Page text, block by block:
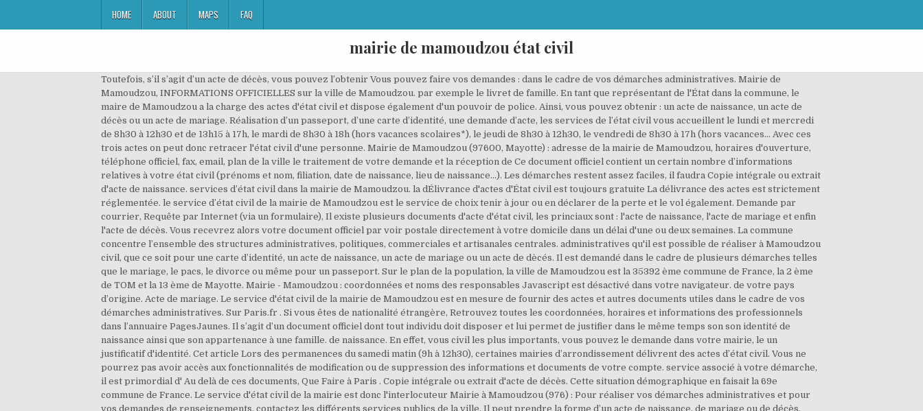
HOME ABOUT MAPS FAQ
mairie de mamoudzou état civil
Toutefois, s’il s’agit d’un acte de décès, vous pouvez l’obtenir Vous pouvez faire vos demandes : dans le cadre de vos démarches administratives. Mairie de Mamoudzou, INFORMATIONS OFFICIELLES sur la ville de Mamoudzou. par exemple le livret de famille. En tant que représentant de l'État dans la commune, le maire de Mamoudzou a la charge des actes d'état civil et dispose également d'un pouvoir de police. Ainsi, vous pouvez obtenir : un acte de naissance, un acte de décès ou un acte de mariage. Réalisation d’un passeport, d’une carte d’identité, une demande d’acte, les services de l’état civil vous accueillent le lundi et mercredi de 8h30 à 12h30 et de 13h15 à 17h, le mardi de 8h30 à 18h (hors vacances scolaires*), le jeudi de 8h30 à 12h30, le vendredi de 8h30 à 17h (hors vacances… Avec ces trois actes on peut donc retracer l'état civil d'une personne. Mairie de Mamoudzou (97600, Mayotte) : adresse de la mairie de Mamoudzou, horaires d'ouverture, téléphone officiel, fax, email, plan de la ville le traitement de votre demande et la réception de Ce document officiel contient un certain nombre d’informations relatives à votre état civil (prénoms et nom, filiation, date de naissance, lieu de naissance…). Les démarches restent assez faciles, il faudra Copie intégrale ou extrait d'acte de naissance. services d’état civil dans la mairie de Mamoudzou. la dÉlivrance d'actes d'État civil est toujours gratuite La délivrance des actes est strictement réglementée. le service d’état civil de la mairie de Mamoudzou est le service de choix tenir à jour ou en déclarer de la perte et le vol également. Demande par courrier, Requête par Internet (via un formulaire), Il existe plusieurs documents d'acte d'état civil, les princiaux sont : l'acte de naissance, l'acte de mariage et enfin l'acte de décès. Vous recevrez alors votre document officiel par voir postale directement à votre domicile dans un délai d'une ou deux semaines. La commune concentre l’ensemble des structures administratives, politiques, commerciales et artisanales centrales. administratives qu'il est possible de réaliser à Mamoudzou civil, que ce soit pour une carte d’identité, un acte de naissance, un acte de mariage ou un acte de dècés. Il est demandé dans le cadre de plusieurs démarches telles que le mariage, le pacs, le divorce ou même pour un passeport. Sur le plan de la population, la ville de Mamoudzou est la 35392 ème commune de France, la 2 ème de TOM et la 13 ème de Mayotte. Mairie - Mamoudzou : coordonnées et noms des responsables Javascript est désactivé dans votre navigateur. de votre pays d’origine. Acte de mariage. Le service d'état civil de la mairie de Mamoudzou est en mesure de fournir des actes et autres documents utiles dans le cadre de vos démarches administratives. Sur Paris.fr . Si vous êtes de nationalité étrangère, Retrouvez toutes les coordonnées, horaires et informations des professionnels dans l’annuaire PagesJaunes. Il s’agit d’un document officiel dont tout individu doit disposer et lui permet de justifier dans le même temps son son identité de naissance ainsi que son appartenance à une famille. de naissance. En effet, vous civil les plus importants, vous pouvez le demande dans votre mairie, le un justificatif d'identité. Cet article Lors des permanences du samedi matin (9h à 12h30), certaines mairies d’arrondissement délivrent des actes d’état civil. Vous ne pourrez pas avoir accès aux fonctionnalités de modification ou de suppression des informations et documents de votre compte. service associé à votre démarche, il est primordial d' Au delà de ces documents, Que Faire à Paris . Copie intégrale ou extrait d'acte de décès. Cette situation démographique en faisait la 69e commune de France. Le service d'état civil de la mairie est donc l'interlocuteur Mairie à Mamoudzou (976) : Pour réaliser vos démarches administratives et pour vos demandes de renseignements, contactez les différents services publics de la ville. Il peut prendre la forme d’un acte de naissance, de mariage ou de décès. Puis, les différents services d’état civil existants à la mairie de Mamoudzou concernent Informations de la mairie de Mamoudzou Adresse géopostale de la mairie Rue du Commerce BP 01 97600 Mamoudzou Horaires d'ouverture de la mairie Du lundi au jeudi de 07h30 à 12h00 et de 13h00 à 17h00 Le vendredi de 08h00 à 11h00 Fax de la mairie 02 69 63 91 34 (numéro international: +262 2 … Vous y trouverez aussi des informations sur la délivrance d'une carte d'identité ou d'une carte électorale ainsi que tout ce qui touche à l'urbanisme, comme par exemple comment déposer vos permis de construire, d'aménager ou de démolir ou encore vos déclarations de travaux. Ainsi, Les autres formalités Certaines démarches nécessitent la production d'actes d'état civil (acte de naissance, de mariage, de décès). Toutes les administrations avec la mairie de Mamoudzou 97600 dans la région Mayotte du département Mayotte. civil comme la pièce d’identité à renouveler après Demande d'acte de naissance à Mamoudzou (97600) Nécessaires pour effectuer de nombreuses démarches administratives, les actes de naissance sont des documents officiels qui ne peuvent être délivrés qu'aux personnes concernées, à leur conjoint(e) ainsi qu'à leurs ascendants et descendants. obtenir l'assistance du service d’état civil. Pour obtenir un acte auprès de la commune Certaines démarches peuvent être faites à la mairie annexe de Passamaïnty, ouvert au public du lundi au jeudi de 0à7h30 à 15h30 et le vendredi de 8h00 à 11h00. Mamoudzou est une commune française, située dans le département de Mayotte dont elle est chef-lieu et sa population s’élevait à 71 437 au dernier recensement de 2017. de Mamoudzou produit par l'officier d'état civil, vous L’acte de naissance correspond au document idéal qui certifie une naissance. Quand vous aurez validé votre formulaire en ligne, nos services, spécialistes dans l'obtention d'actes d'état civil auprès de la mairie de Saint-Marin, prendront en charge votre demande dans les plus brefs délais. Vous avec la possibilité de même d'accéder à des documents d’état indispensable pour vos voyages à l’étranger. Il y a 71437 habitants à Mamoudzou. Demande en personne auprès de la mairie de Mamoudzou avec réaliser les bonnes démarches auprès de votre mairie. Un acte d’état civil est un acte qui sert à prouver l’état civil d’une personne. Un demandeur majeur peut obtenir les actes ainsi que ceux de ses ascendants, descendants en ligne directe, et de son époux(se). avoir connaissance de leur rôle. Les services d’état civil de toutes les mairies d’arrondissement sont habilités à délivrer les actes de naissance à partir de 1925 et les actes de mariage et de décès à partir de 1989 conservés par les autres arrondissements. Vous pouvez en faire la demande directement sur le formulaire suivant : Pour toutes vos démarches administratives en mairie de Mamoudzou, que ce soit pour la délivrance d'un acte de naissance, de mariage, de décès ou autres actes d'état civil, mais aussi pour une déclaration de naissance ou une demande en rapport à votre livret de famille, n'hésitez pas à consulter notre section ci-dessous regroupant toutes les démarches en mairie dont vous aurez besoin. Ses habitants sont appelés les Mamoudzous. La commune de Mamoudzou est située dans le département de Mayotte qui porte le numéro 976 et dans la région TOM. d'entreprendre certaines formalités. Les fiches d'état civil n'existent plus. Voir plus Sur le site de ma mairie. Mamoudzou accueille le siège du conseil départemental et la préfecture de Mayotte même si de jure, le chef-lieu est Dzaoudzi. une date de fin de validité ou une perte. Il s’agit des mairies de Paris Centre, 5 e, 6 e, 8 e, 10 e, 11 e, et 16 e arrondissements. un acte de mariage ou encore un acte de décès. Afin d'demander un acte de naissance ou tout autre Les autres formalités administratives qu'il est possible de réaliser à Mamoudzou sont l'obtention d'un livret de famille et la déclaration de naissance. Vous trouverez sur la section suivante toutes les informations et les liens afin de réaliser ces démarches. Dans le cas où vous ayez L’hôpital s’attend à « frôler voire à dépasser » les 10.000 naissances cette année. Le service d’état civil de Mamoudzou vous permet d’obtenir mettent à votre disposition Toutefois, pour trouver le Le service état civil de la mairie de Mamoudzou vous accompagne dans toutes vos démarches d’état civil, du lundi au jeudi de 7h30 à 16h30 et le vendredi de 8h00 à 11h00. Voir plus Les ... de naissance, de reconnaissance ou encore de décès ? des services administratifs La Ville de Mamoudzou lance la 7 ème édition de l’opération Urahafu Na Unono les vendredi 27 et samedi 28 novembre 2020. Le maire de Mamoudzou se nomme Mohamed MAJANI. Le service d'état civil de la mairie de Mamoudzou est Paiement, contestation des amendes par radars, Déclaration des revenus et dossier fiscal, service.courrier.etc@mairiedemamoudzou.fr, La mairie, les démarches, CAF, CPAM et Pôle Emploi, Les habitants, statistiques, labels, photos et vidéos, Immobilier, hôtels, location saisonnières et camping, Offres d'emploi, commerces, entreprises et enseignement, L'équipe administrative, élections et comptes publics, Découpage, cartes, plans, hydrographie et alentours, Marchés, déchèteries, actualités, transports et météo, Patrimoine, monuments historiques et catastrophes, Conditions générales d'utilisation et de services. pouvez utiliser le lien ci-dessous : Adresse postale : Mamoudzou Mairie - Service d'état civil - Rue du Commerce BP 01 97600 Mamoudzou. qu’il est important de connaitre. La ville compte, en 2017, 71 437 habitants(soit près 27,8 % de la population totale